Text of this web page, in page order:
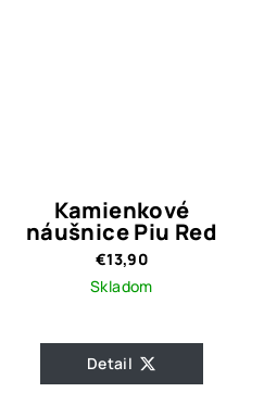
Kamienkové
náušnice Piu Red
€13,90
Skladom
Detail